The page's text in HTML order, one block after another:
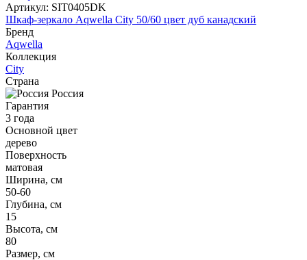
Артикул: SIT0405DK
Шкаф-зеркало Aqwella City 50/60 цвет дуб канадский
Бренд
Aqwella
Коллекция
City
Страна
Россия
Гарантия
3 года
Основной цвет
дерево
Поверхность
матовая
Ширина, см
50-60
Глубина, см
15
Высота, см
80
Размер, см